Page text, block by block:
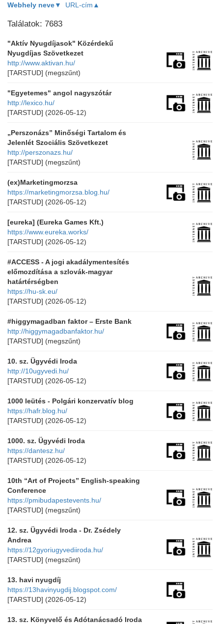
Webhely neve▼ URL-cím▲
Találatok: 7683
"Aktív Nyugdíjasok" Közérdekű
Nyugdíjas Szövetkezet
http://www.aktivan.hu/
[TARSTUD] (megszűnt)
"Egyetemes" angol nagyszótár
http://lexico.hu/
[TARSTUD] (2026-05-12)
„Perszonázs” Minőségi Tartalom és
Jelenlét Szociális Szövetkezet
http://perszonazs.hu/
[TARSTUD] (megszűnt)
(ex)Marketingmorzsa
https://marketingmorzsa.blog.hu/
[TARSTUD] (2026-05-12)
[eureka] (Eureka Games Kft.)
https://www.eureka.works/
[TARSTUD] (2026-05-12)
#ACCESS - A jogi akadálymentesítés
előmozdítása a szlovák-magyar
határtérségben
https://hu-sk.eu/
[TARSTUD] (2026-05-12)
#higgymagadban faktor – Erste Bank
http://higgymagadbanfaktor.hu/
[TARSTUD] (megszűnt)
10. sz. Ügyvédi Iroda
http://10ugyvedi.hu/
[TARSTUD] (2026-05-12)
1000 leütés - Polgári konzervatív blog
https://hafr.blog.hu/
[TARSTUD] (2026-05-12)
1000. sz. Ügyvédi Iroda
https://dantesz.hu/
[TARSTUD] (2026-05-12)
10th “Art of Projects” English-speaking
Conference
https://pmibudapestevents.hu/
[TARSTUD] (megszűnt)
12. sz. Ügyvédi Iroda - Dr. Zsédely
Andrea
https://12gyoriugyvediiroda.hu/
[TARSTUD] (megszűnt)
13. havi nyugdíj
https://13havinyugdij.blogspot.com/
[TARSTUD] (2026-05-12)
13. sz. Könyvelő és Adótanácsadó Iroda